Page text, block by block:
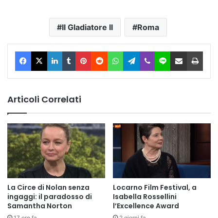
Il Gladiatore II Roma
Facebook
X LinkedIn
TumblrPinterest
RedditWhatsAppTelegram
ViberLine Condividi via Email
Articoli Correlati
La Circe di Nolan senza
ingaggi: il paradosso di
Samantha Norton
Locarno Film Festival, a
Isabella Rossellini
l’Excellence Award